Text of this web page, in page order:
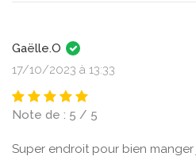
Gaëlle.O
17/10/2023 à 13:33
Note de : 5 / 5
Super endroit pour bien